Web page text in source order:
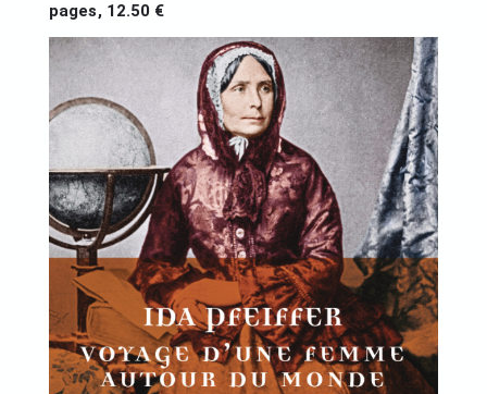
pages, 12.50 €